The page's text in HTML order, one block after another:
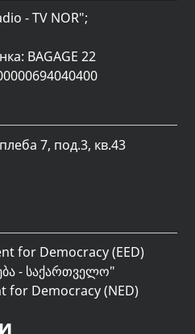
- TV NOR";
BAGAGE 22
7, под.3, кв.43
for Democracy (EED)
- საქართველო"
for Democracy (NED)